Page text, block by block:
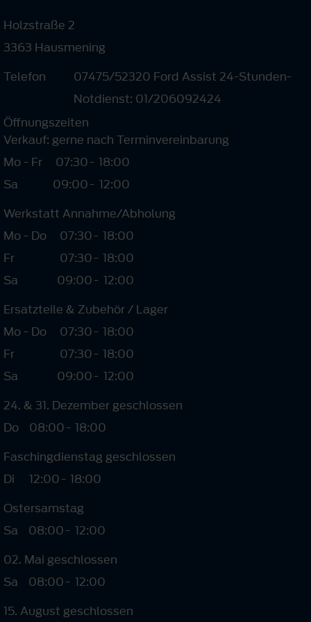
Holzstraße 2
3363 Hausmening
Telefon
07475/52320 Ford Assist 24-Stunden-
Notdienst: 01/206092424
Öffnungszeiten
Verkauf: gerne nach Terminvereinbarung
Mo - Fr
07:30- 18:00
Sa
09:00- 12:00
Werkstatt Annahme/Abholung
Mo - Do
07:30- 18:00
Fr
07:30- 18:00
Sa
09:00- 12:00
Ersatzteile & Zubehör / Lager
Mo - Do
07:30- 18:00
Fr
07:30- 18:00
Sa
09:00- 12:00
24. & 31. Dezember geschlossen
Do
08:00- 18:00
Faschingdienstag geschlossen
Di
12:00- 18:00
Ostersamstag
Sa
08:00- 12:00
02. Mai geschlossen
Sa
08:00- 12:00
15. August geschlossen